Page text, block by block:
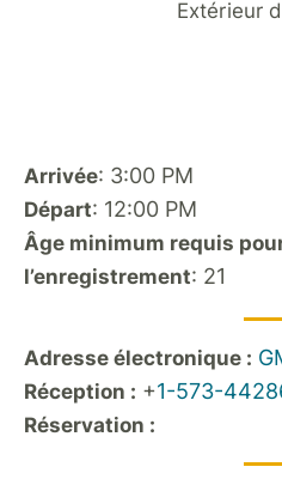
Extérieur
Arrivée: 3:00 PM
Départ: 12:00 PM
Âge minimum requis
l’enregistrement: 21
Adresse électronique :
Réception : +1-573-
Réservation :